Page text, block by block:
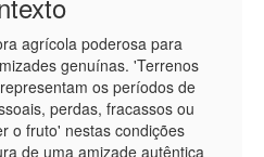
agrícola poderosa para
genuínas. 'Terrenos
os períodos de
perdas, fracassos ou
o fruto' nestas condições
de uma amizade autêntica